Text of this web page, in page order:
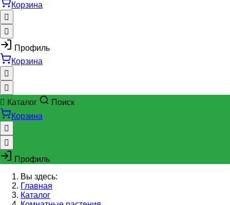
Корзина
Профиль
Корзина
Каталог
Поиск
Корзина
Профиль
Вы здесь:
Главная
Каталог